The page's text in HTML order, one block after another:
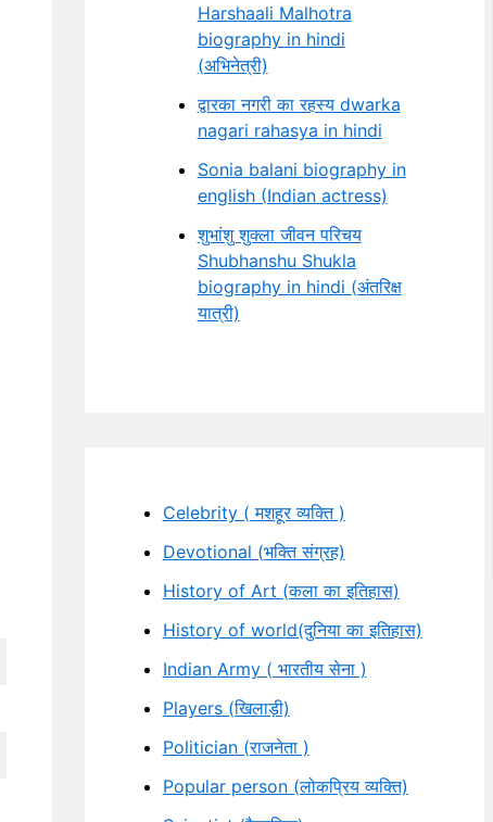
Harshaali Malhotra
biography in hindi
(अभिनेत्री)
द्वारका नगरी का रहस्य dwarka
nagari rahasya in hindi
Sonia balani biography in
english (Indian actress)
शुभांशु शुक्ला जीवन परिचय
Shubhanshu Shukla
biography in hindi (अंतरिक्ष
यात्री)
Celebrity ( मशहूर व्यक्ति )
Devotional (भक्ति संग्रह)
History of Art (कला का इतिहास)
History of world(दुनिया का इतिहास)
Indian Army ( भारतीय सेना )
Players (खिलाड़ी)
Politician (राजनेता )
Popular person (लोकप्रिय व्यक्ति)